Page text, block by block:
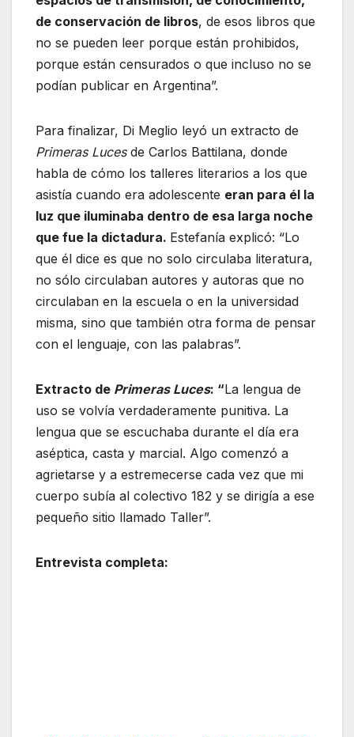
de conservación de libros, de esos libros que
no se pueden leer porque están prohibidos,
porque están censurados o que incluso no se
podían publicar en Argentina”.
Para finalizar, Di Meglio leyó un extracto de
Primeras Lucesde Carlos Battilana, donde
habla de cómo los talleres literarios a los que
asistía cuando era adolescente eran para él la
luz que iluminaba dentro de esa larga noche
que fue la dictadura. Estefanía explicó: “Lo
que él dice es que no solo circulaba literatura,
no sólo circulaban autores y autoras que no
circulaban en la escuela o en la universidad
misma, sino que también otra forma de pensar
con el lenguaje, con las palabras”.
Extracto de Primeras Luces: “La lengua de
uso se volvía verdaderamente punitiva. La
lengua que se escuchaba durante el día era
aséptica, casta y marcial. Algo comenzó a
agrietarse y a estremecerse cada vez que mi
cuerpo subía al colectivo 182 y se dirigía a ese
pequeño sitio llamado Taller”.
Entrevista completa: